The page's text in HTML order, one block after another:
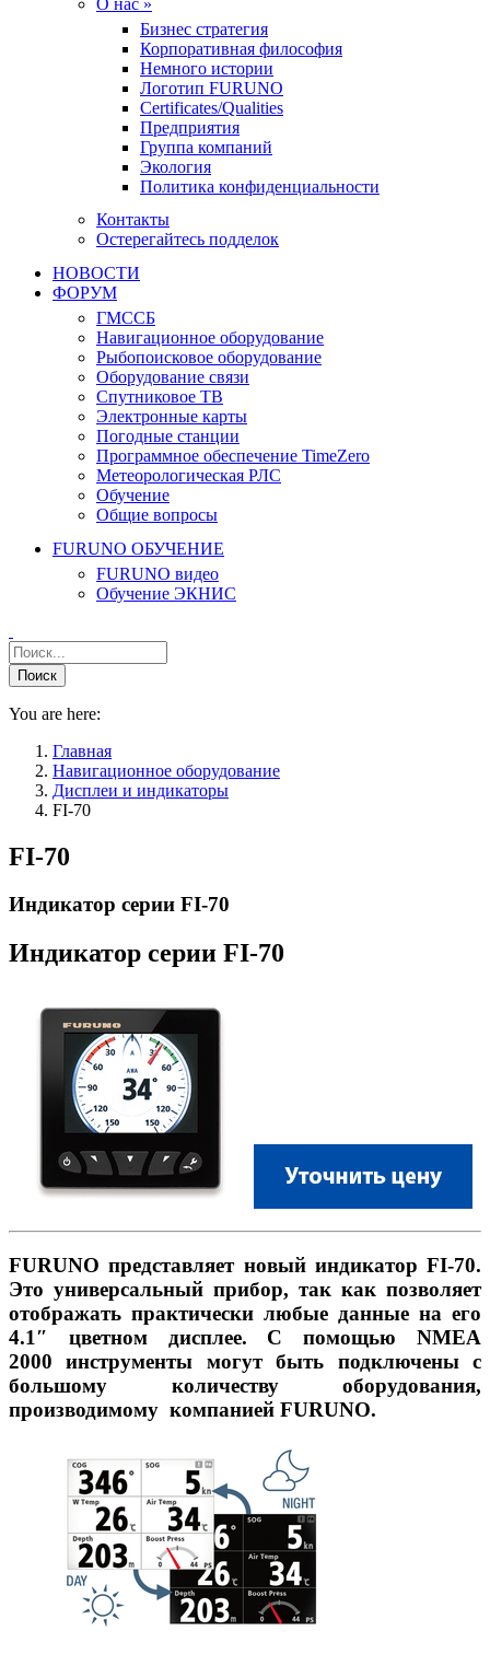
Бизнес стратегия
Корпоративная философия
Немного истории
Логотип FURUNO
Certificates/Qualities
Предприятия
Группа компаний
Экология
Политика конфиденциальности
Контакты
Остерегайтесь подделок
НОВОСТИ
ФОРУМ
ГМССБ
Навигационное оборудование
Рыбопоисковое оборудование
Оборудование связи
Спутниковое ТВ
Электронные карты
Погодные станции
Программное обеспечение TimeZero
Метеорологическая РЛС
Обучение
Общие вопросы
FURUNO ОБУЧЕНИЕ
FURUNO видео
Обучение ЭКНИС
You are here:
Главная
Навигационное оборудование
Дисплеи и индикаторы
FI-70
FI-70
Индикатор серии FI-70
Индикатор серии FI-70
FURUNO представляет новый индикатор FI-70.
Это универсальный прибор, так как позволяет
отображать практически любые данные на его
4.1″ цветном дисплее. С помощью NMEA
2000 инструменты могут быть подключены с
большому количеству оборудования,
производимому компанией FURUNO.